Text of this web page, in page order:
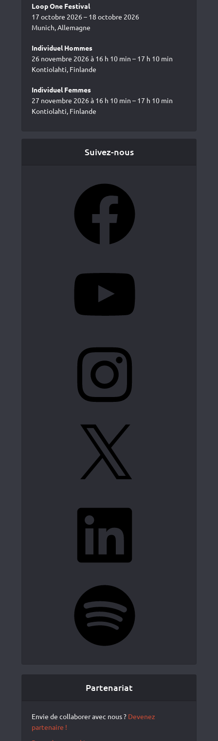
Loop One Festival
17 octobre 2026 – 18 octobre 2026
Munich, Allemagne
Individuel Hommes
26 novembre 2026 à 16 h 10 min – 17 h 10 min
Kontiolahti, Finlande
Individuel Femmes
27 novembre 2026 à 16 h 10 min – 17 h 10 min
Kontiolahti, Finlande
Suivez-nous
Partenariat
Envie de collaborer avec nous ? Devenez
partenaire !